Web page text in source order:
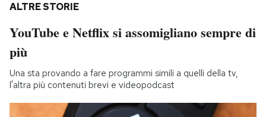
ALTRE STORIE
YouTube e Netflix si assomigliano sempre di
più
Una sta provando a fare programmi simili a quelli della tv,
l'altra più contenuti brevi e videopodcast